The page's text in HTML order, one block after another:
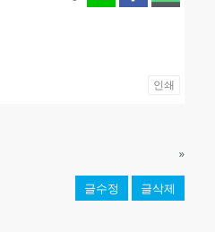
인쇄
»
글수정 글삭제